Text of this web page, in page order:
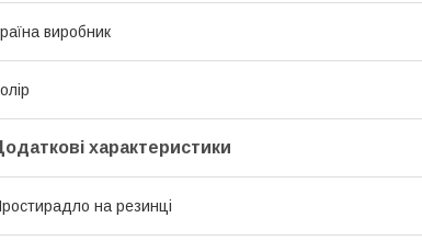
виробник
характеристики
на резинці